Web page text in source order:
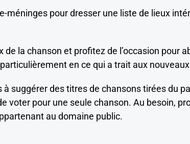
méninges pour dresser une liste de lieux
de la chanson et profitez de l’occasion pour
en ce qui a trait aux
à suggérer des titres de chansons tirées du
voter pour une seule chanson. Au besoin,
au domaine public.